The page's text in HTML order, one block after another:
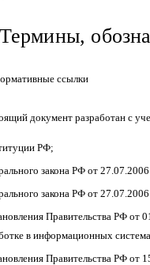
ссылки
документ разработан с
РФ;
закона РФ от
закона РФ от
Правительства РФ от
в информационных
Правительства РФ от